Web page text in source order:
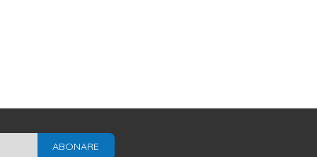
ABONARE